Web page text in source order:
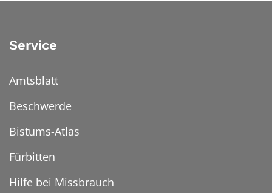
Service
Amtsblatt
Beschwerde
Bistums-Atlas
Fürbitten
Hilfe bei Missbrauch